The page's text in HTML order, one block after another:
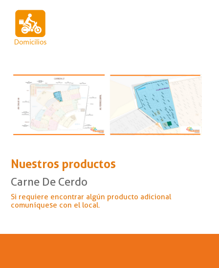
Nuestros productos
Carne De Cerdo
Si requiere encontrar algún producto adicional
comuníquese con el local.